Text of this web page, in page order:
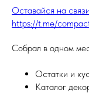
Оставайся на
https://t.me/
Собрал в одном
Остатки и
Каталог